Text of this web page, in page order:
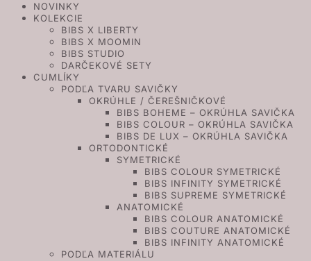
NOVINKY
KOLEKCIE
BIBS X LIBERTY
BIBS X MOOMIN
BIBS STUDIO
DARČEKOVÉ SETY
CUMLÍKY
PODĽA TVARU SAVIČKY
OKRÚHLE / ČEREŠNIČKOVÉ
BIBS BOHEME – OKRÚHLA SAVIČKA
BIBS COLOUR – OKRÚHLA SAVIČKA
BIBS DE LUX – OKRÚHLA SAVIČKA
ORTODONTICKÉ
SYMETRICKÉ
BIBS COLOUR SYMETRICKÉ
BIBS INFINITY SYMETRICKÉ
BIBS SUPREME SYMETRICKÉ
ANATOMICKÉ
BIBS COLOUR ANATOMICKÉ
BIBS COUTURE ANATOMICKÉ
BIBS INFINITY ANATOMICKÉ
PODĽA MATERIÁLU